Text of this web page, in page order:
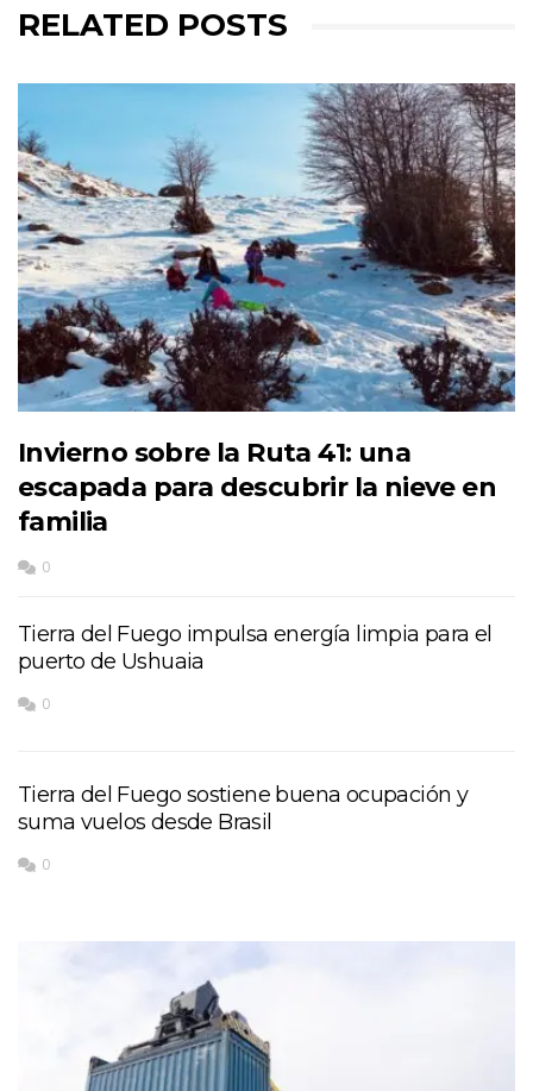
RELATED POSTS
Invierno sobre la Ruta 41: una
escapada para descubrir la nieve en
familia
0
Tierra del Fuego impulsa energía limpia para el
puerto de Ushuaia
0
Tierra del Fuego sostiene buena ocupación y
suma vuelos desde Brasil
0